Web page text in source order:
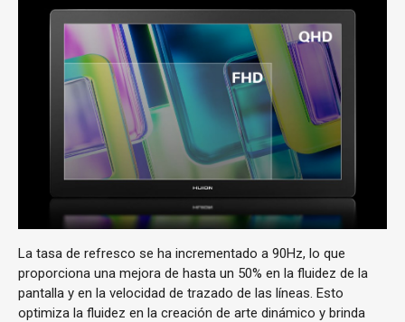
La tasa de refresco se ha incrementado a 90Hz, lo que
proporciona una mejora de hasta un 50% en la fluidez de la
pantalla y en la velocidad de trazado de las líneas. Esto
optimiza la fluidez en la creación de arte dinámico y brinda